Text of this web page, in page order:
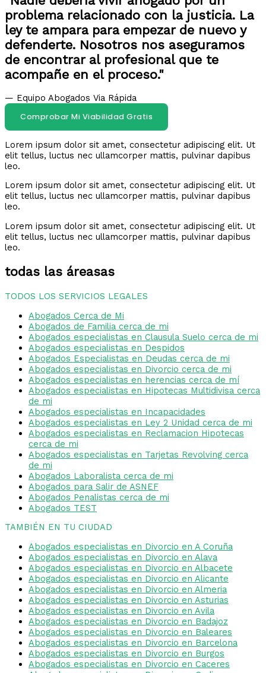
problema relacionado con la justicia. La
ley te ampara para empezar de nuevo y
defenderte. Nosotros nos aseguramos
de encontrar al profesional que te
acompañe en el proceso."
— Equipo Abogados Via Rápida
Comprobar Mi Viabilidad Gratis
Lorem ipsum dolor sit amet, consectetur adipiscing elit. Ut
elit tellus, luctus nec ullamcorper mattis, pulvinar dapibus
leo.
Lorem ipsum dolor sit amet, consectetur adipiscing elit. Ut
elit tellus, luctus nec ullamcorper mattis, pulvinar dapibus
leo.
Lorem ipsum dolor sit amet, consectetur adipiscing elit. Ut
elit tellus, luctus nec ullamcorper mattis, pulvinar dapibus
leo.
todas las áreasas
TODOS LOS SERVICIOS LEGALES
Abogados Cerca de Mi
Abogados de Familia cerca de mi
Abogados especialistas en Clausula Suelo cerca de mi
Abogados especialistas en Despidos
Abogados Especialistas en Deudas cerca de mi
Abogados especialistas en Divorcio cerca de mi
Abogados especialistas en herencias cerca de mí
Abogados especialistas en Hipotecas Multidivisa cerca
de mi
Abogados especialistas en Incapacidades
Abogados especialistas en Ley 2 Unidad cerca de mi
Abogados especialistas en Reclamacion Hipotecas
cerca de mi
Abogados especialistas en Tarjetas Revolving cerca
de mi
Abogados Laboralista cerca de mi
Abogados para Salir de ASNEF
Abogados Penalistas cerca de mi
Abogados TEST
TAMBIÉN EN TU CIUDAD
Abogados especialistas en Divorcio en A Coruña
Abogados especialistas en Divorcio en Alava
Abogados especialistas en Divorcio en Albacete
Abogados especialistas en Divorcio en Alicante
Abogados especialistas en Divorcio en Almeria
Abogados especialistas en Divorcio en Asturias
Abogados especialistas en Divorcio en Avila
Abogados especialistas en Divorcio en Badajoz
Abogados especialistas en Divorcio en Baleares
Abogados especialistas en Divorcio en Barcelona
Abogados especialistas en Divorcio en Burgos
Abogados especialistas en Divorcio en Caceres